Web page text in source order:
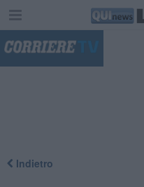
Indietro